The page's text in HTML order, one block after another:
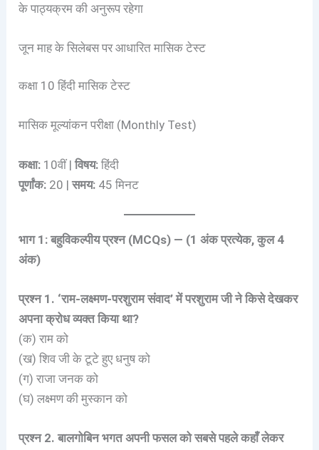
के पाठ्यक्रम की अनुरूप रहेगा
जून माह के सिलेबस पर आधारित मासिक टेस्ट
कक्षा 10 हिंदी मासिक टेस्ट
मासिक मूल्यांकन परीक्षा (Monthly Test)
कक्षा: 10वीं |विषय: हिंदी
पूर्णांक: 20 |समय: 45 मिनट
भाग 1: बहुविकल्पीय प्रश्न (MCQs) — (1 अंक प्रत्येक, कुल 4
अंक)
प्रश्न 1. ‘राम-लक्ष्मण-परशुराम संवाद’ में परशुराम जी ने किसे देखकर
अपना क्रोध व्यक्त किया था?
(क) राम को
(ख) शिव जी के टूटे हुए धनुष को
(ग) राजा जनक को
(घ) लक्ष्मण की मुस्कान को
प्रश्न 2. बालगोबिन भगत अपनी फसल को सबसे पहले कहाँ लेकर